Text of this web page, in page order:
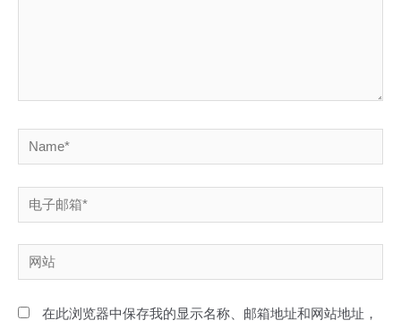
Name*
电
子
邮
箱
网
站
在此浏览器中保存我的显示名称、邮箱地址和网站地址，